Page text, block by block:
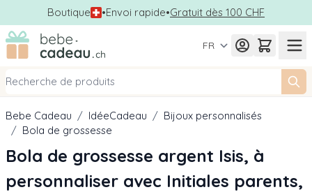
Boutique •Envoi rapide•Gratuit dès 100 CHF
Allez au contenu
FR
Bebe Cadeau / IdéeCadeau / Bijoux personnalisés
/ Bola de grossesse
Bola de grossesse argent Isis, à
personnaliser avec Initiales parents,